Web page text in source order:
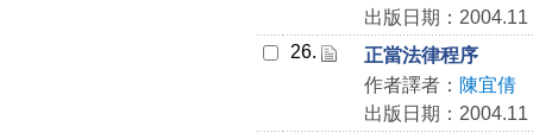
出版日期：2004.11
26.
正當法律程序
作者譯者： 陳宜倩
出版日期：2004.11